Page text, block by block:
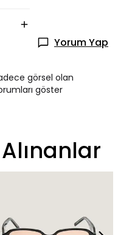
Yorum Yap
görsel olan
göster